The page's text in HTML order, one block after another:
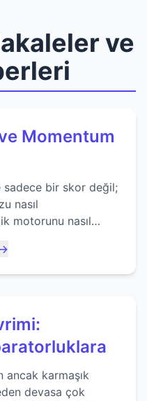
ve
Momentum
sadece bir skor değil;
nasıl
ancak karmaşık
devasa çok